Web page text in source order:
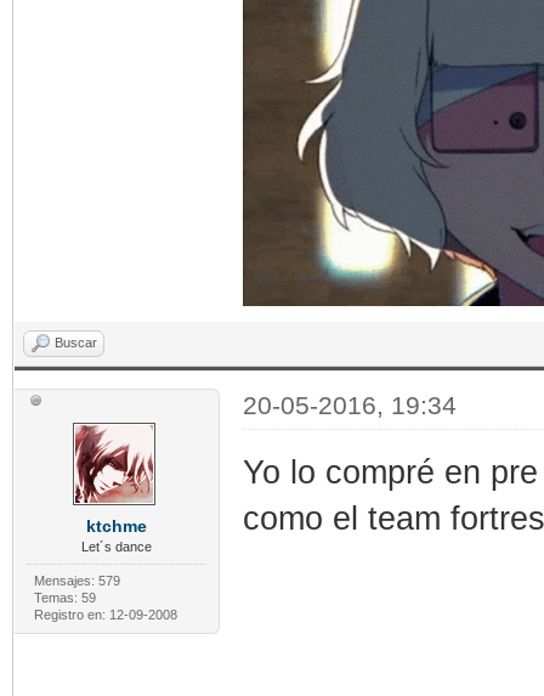
Buscar
ktchme
Let´s dance
Mensajes: 579
Temas: 59
Registro en: 12-09-2008
20-05-2016, 19:34
Yo lo compré en
como el team